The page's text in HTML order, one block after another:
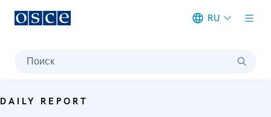
RU
Поиск
DAILY REPORT